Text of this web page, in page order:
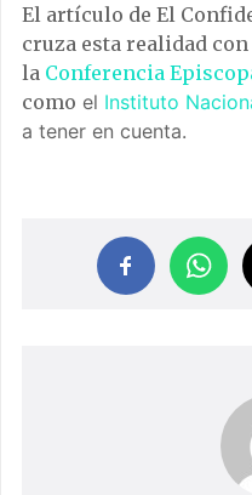
El artículo de El
cruza esta realidad
la Conferencia
como el Instituto
a tener en cuenta.